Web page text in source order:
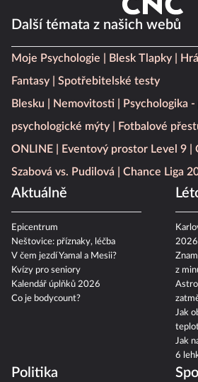
Další témata z našich webů
Moje Psychologie Blesk Tlapky
Fantasy
Spotřebitelské testy
Blesku
Nemovitosti
Psychologika
psychologické mýty
Fotbalové
ONLINE
Eventový prostor Level 9
Szabová vs. Pudilová
Chance Liga
Aktuálně
Epicentrum
Neštovice: příznaky, léčba
V čem jezdí Yamal a Mesii?
Kvízy pro seniory
Kalendář úplňků 2026
Co je bodycount?
2026
z
Jak
Jak
6
Politika